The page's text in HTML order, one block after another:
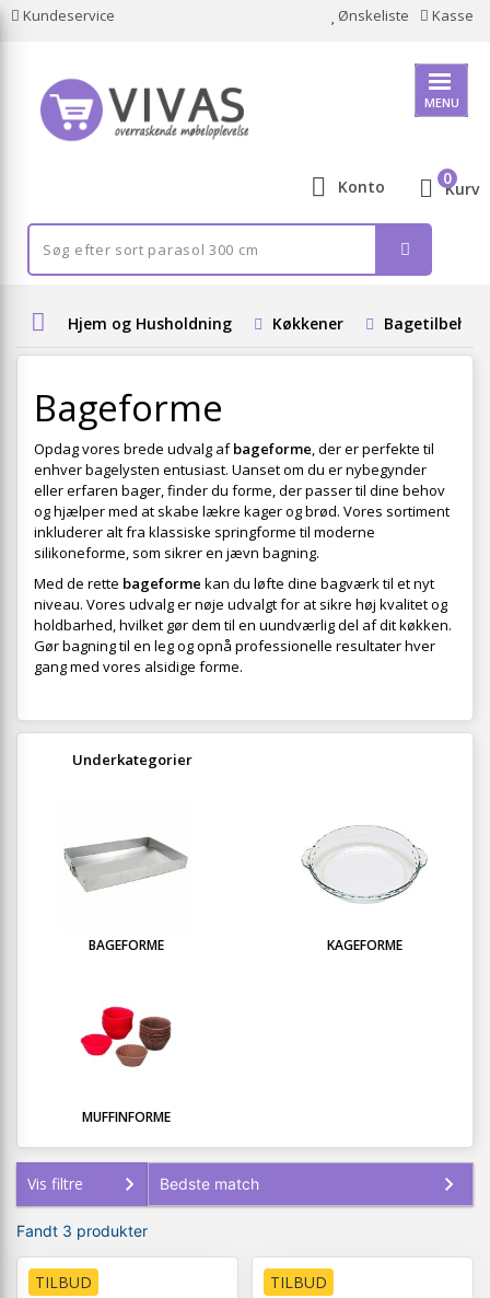
Kundeservice Ønskeliste Kasse
MENU
Konto Kurv
0
Hjem og Husholdning Køkkener Bagetilbehør
Bageforme
Opdag vores brede udvalg afbageforme, der er perfekte til
enhver bagelysten entusiast. Uanset om du er nybegynder
eller erfaren bager, finder du forme, der passer til dine behov
og hjælper med at skabe lækre kager og brød. Vores sortiment
inkluderer alt fra klassiske springforme til moderne
silikoneforme, som sikrer en jævn bagning.
Med de rette bageforme kan du løfte dine bagværk til et nyt
niveau. Vores udvalg er nøje udvalgt for at sikre høj kvalitet og
holdbarhed, hvilket gør dem til en uundværlig del af dit køkken.
Gør bagning til en leg og opnå professionelle resultater hver
gang med vores alsidige forme.
Underkategorier
BAGEFORME KAGEFORME
MUFFINFORME
Vis filtre
Fandt 3 produkter
TILBUD TILBUD